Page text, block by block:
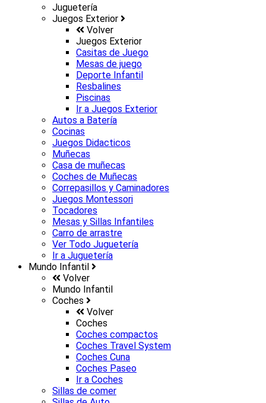
Juguetería
Juegos Exterior
Volver
Juegos Exterior
Casitas de Juego
Mesas de juego
Deporte Infantil
Resbalines
Piscinas
Ir a Juegos Exterior
Autos a Batería
Cocinas
Juegos Didacticos
Muñecas
Casa de muñecas
Coches de Muñecas
Correpasillos y Caminadores
Juegos Montessori
Tocadores
Mesas y Sillas Infantiles
Carro de arrastre
Ver Todo Juguetería
Ir a Juguetería
Mundo Infantil
Volver
Mundo Infantil
Coches
Volver
Coches
Coches compactos
Coches Travel System
Coches Cuna
Coches Paseo
Ir a Coches
Sillas de comer